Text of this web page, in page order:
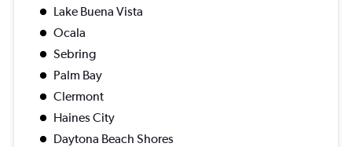
Lake Buena Vista
Ocala
Sebring
Palm Bay
Clermont
Haines City
Daytona Beach Shores